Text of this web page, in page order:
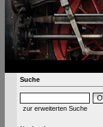
Suche
zur erweiterten Suche